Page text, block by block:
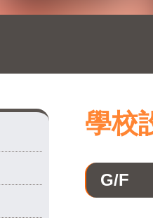
學校
G/F